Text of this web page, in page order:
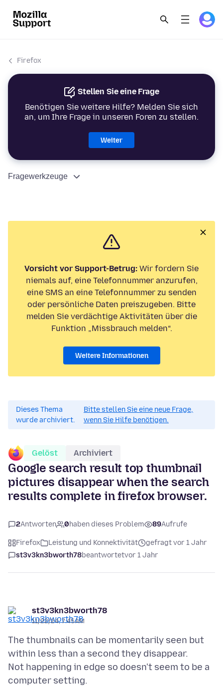
Firefox
Stellen Sie eine Frage
Benötigen Sie weitere Hilfe? Melden Sie sich
an, um Ihre Frage in unseren Foren zu stellen.
Weiter
Fragewerkzeuge
Vorsicht vor Support-Betrug: Wir fordern Sie
niemals auf, eine Telefonnummer anzurufen,
eine SMS an eine Telefonnummer zu senden
oder persönliche Daten preiszugeben. Bitte
melden Sie verdächtige Aktivitäten über die
Funktion „Missbrauch melden“.
Weitere Informationen
Dieses Thema
wurde archiviert.
Bitte stellen Sie eine neue Frage,
wenn Sie Hilfe benötigen.
Gelöst Archiviert
Google search result top thumbnail
pictures disappear when the search
results complete in firefox browser.
2Antworten 0haben dieses Problem 89Aufrufe
Firefox Leistung und Konnektivität
gefragt vor 1 Jahr
st3v3kn3bworth78beantwortetvor 1 Jahr
st3v3kn3bworth78
11/22/24, 7:45 AM
The thumbnails can be momentarily seen but
within less than a second they disappear.
Not happening in edge so doesn't seem to be a
computer setting.